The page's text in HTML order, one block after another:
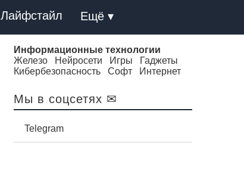
Лайфстайл Ещё ▾
Информационные технологии
Железо
Нейросети Игры
Гаджеты
Кибербезопасность
Софт Интернет
Мы в соцсетях ✉
Telegram